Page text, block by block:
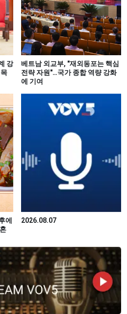
강
베트남 외교부, "재외동포는 핵심
전략 자원"…국가 종합 역량 강화
에 기여
에
2026.08.07